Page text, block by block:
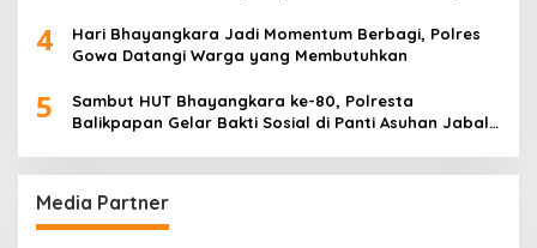
4
Hari Bhayangkara Jadi Momentum Berbagi, Polres
Gowa Datangi Warga yang Membutuhkan
5
Sambut HUT Bhayangkara ke-80, Polresta
Balikpapan Gelar Bakti Sosial di Panti Asuhan Jabal
Media Partner